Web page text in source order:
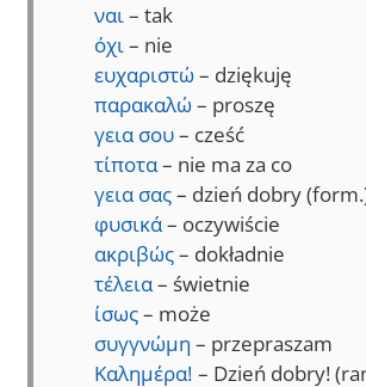
ναι– tak
όχι– nie
ευχαριστώ– dziękuję
παρακαλώ– proszę
γεια σου– cześć
τίποτα– nie ma za co
γεια σας– dzień dobry
φυσικά– oczywiście
ακριβώς– dokładnie
τέλεια– świetnie
ίσως– może
συγγνώμη – przepraszam
Καλημέρα! – Dzień dobry!